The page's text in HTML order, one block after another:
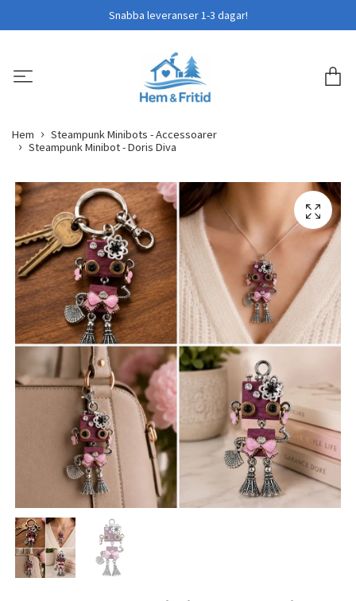
Snabba leveranser 1-3 dagar!
Hem
Steampunk Minibots - Accessoarer
Steampunk Minibot - Doris Diva